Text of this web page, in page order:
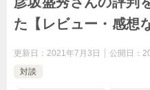
た【レビュー・感想
更新日： 2021年7月3日 公開日：
対談